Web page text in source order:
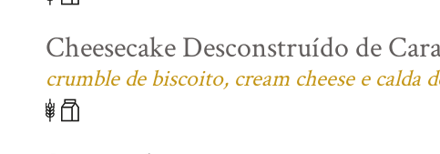
Cheesecake Desconstruído de
crumble de biscoito, cream cheese e calda